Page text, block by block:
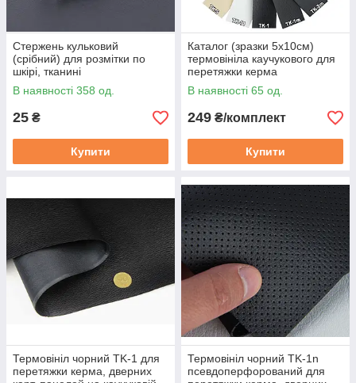
Приклади робіт з даним матеріалом:
Стержень кульковий
(срібний) для розмітки по
шкірі, тканині
В наявності 358 од.
25 ₴
Купити
Каталог (зразки 5х10см)
термовініла каучукового для
перетяжки керма
В наявності 65 од.
249 ₴/комплект
Купити
Термовініл чорний TK-1 для
перетяжки керма, дверних
Термовініл чорний TK-1n
псевдоперфорований для